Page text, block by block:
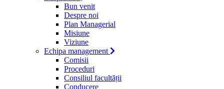
Bun venit
Despre noi
Plan Managerial
Misiune
Viziune
Echipa management
Comisii
Proceduri
Consiliul facultății
Conducere